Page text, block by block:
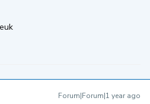
Forum|Forum|1 year ago